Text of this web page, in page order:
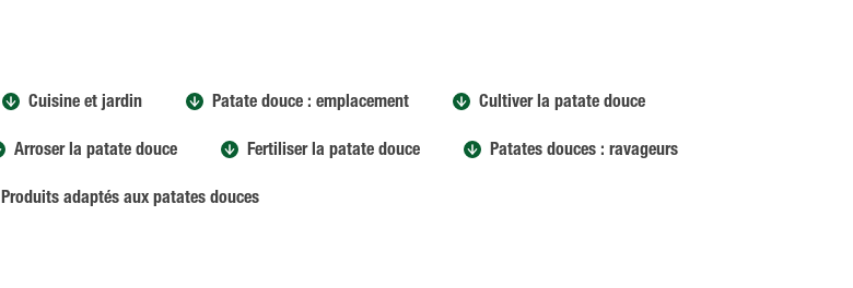
Cuisine et jardin Patate douce : emplacement Cultiver la patate douce
Arroser la patate douce Fertiliser la patate douce Patates douces : ravageurs
Produits adaptés aux patates douces